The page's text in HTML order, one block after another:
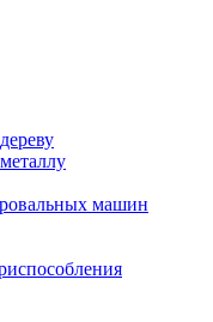
машин